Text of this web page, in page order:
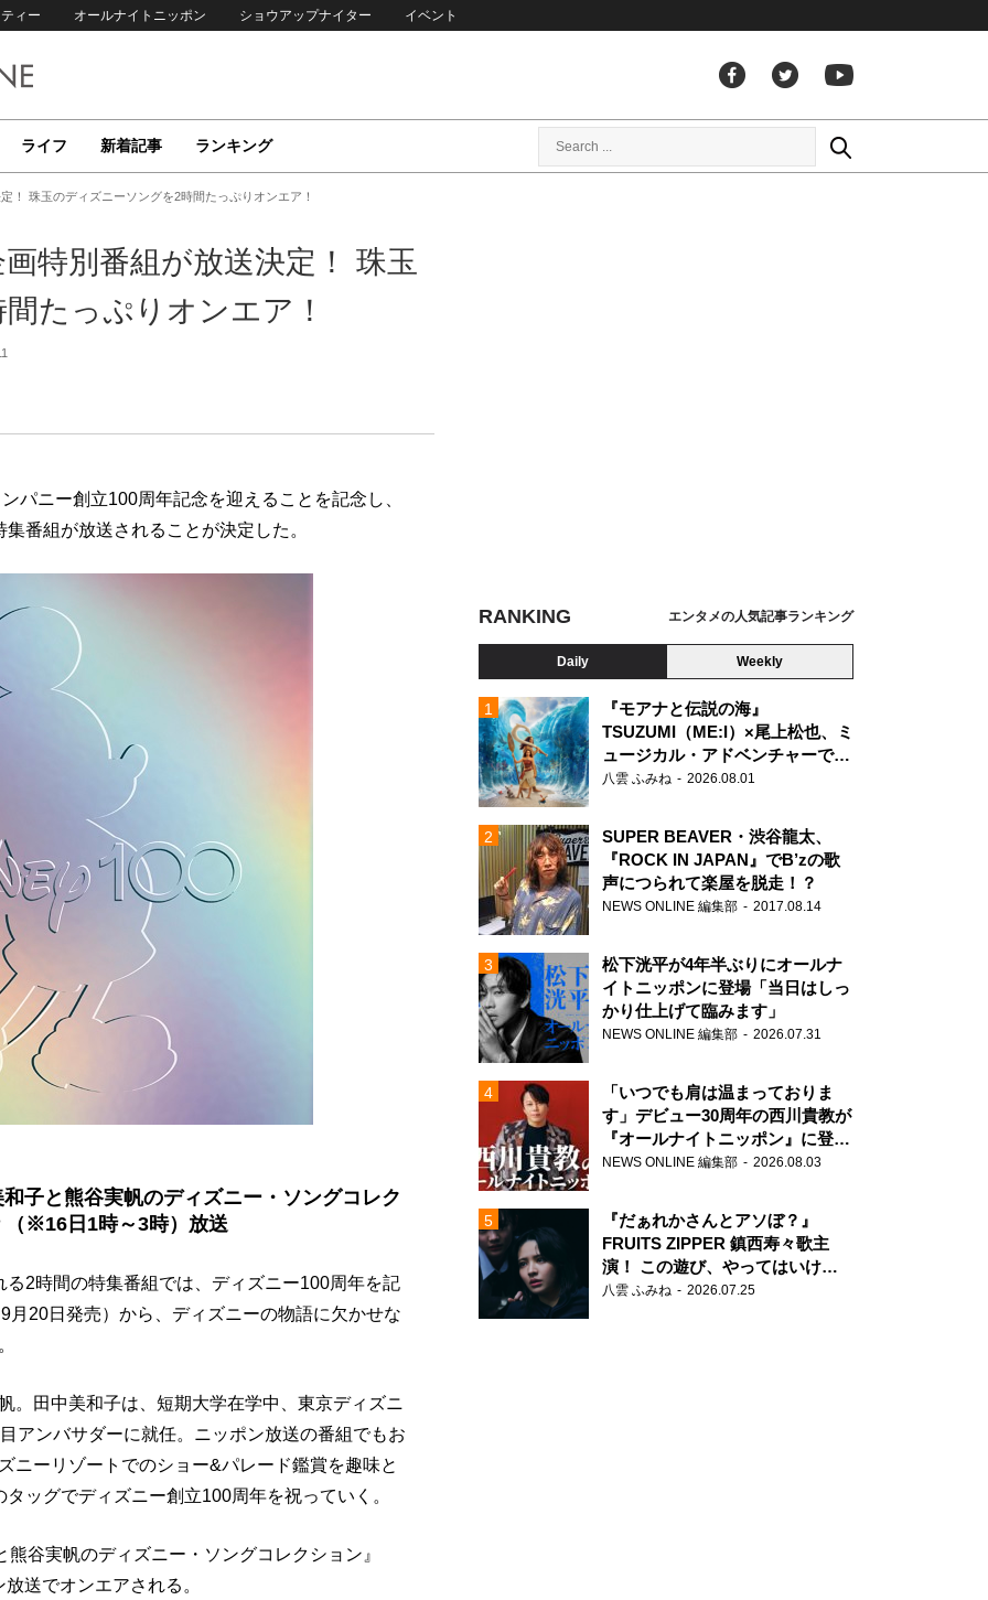
ィー オールナイトニッポン ショウアップナイター イベント
ライフ 新着記事 ランキング
！ 珠玉のディズニーソングを2時間たっぷりオンエア！
特別番組が放送決定！ 珠玉
たっぷりオンエア！
パニー創立100周年記念を迎えることを記念し、
番組が放送されることが決定した。
子と熊谷実帆のディズニー・ソングコレク
（※16日1時～3時）放送
2時間の特集番組では、ディズニー100周年を記
20日発売）から、ディズニーの物語に欠かせな
。田中美和子は、短期大学在学中、東京ディズニ
アンバサダーに就任。ニッポン放送の番組でもお
ニーリゾートでのショー&パレード鑑賞を趣味と
ッグでディズニー創立100周年を祝っていく。
谷実帆のディズニー・ソングコレクション』
送でオンエアされる。
RANKING エンタメの人気記事ランキング
Daily Weekly
『モアナと伝説の海』
TSUZUMI（ME:I）×尾上松也、ミ
ュージカル・アドベンチャーで美
声を響かせる
八雲 ふみね 2026.08.01
SUPER BEAVER・渋谷龍太、
『ROCK IN JAPAN』でB’zの歌
声につられて楽屋を脱走！？
NEWS ONLINE 編集部 2017.08.14
松下洸平が4年半ぶりにオールナ
イトニッポンに登場「当日はしっ
かり仕上げて臨みます」
NEWS ONLINE 編集部 2026.07.31
「いつでも肩は温まっておりま
す」デビュー30周年の西川貴教が
『オールナイトニッポン』に登
場！
NEWS ONLINE 編集部 2026.08.03
『だぁれかさんとアソぼ？』
FRUITS ZIPPER 鎮西寿々歌主
演！ この遊び、やってはいけま
せん。
八雲 ふみね 2026.07.25